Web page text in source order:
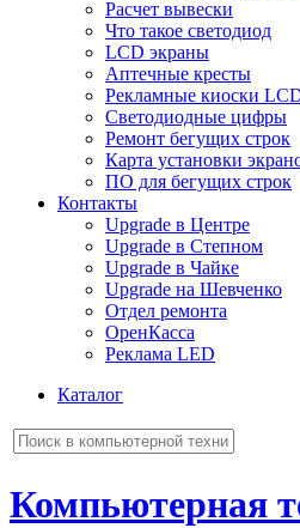
Расчет вывески
Что такое светодиод
LCD экраны
Аптечные кресты
Рекламные киоски
Светодиодные цифры
Ремонт бегущих строк
Карта установки
ПО для бегущих строк
Контакты
Upgrade в Центре
Upgrade в Степном
Upgrade в Чайке
Upgrade на Шевченко
Отдел ремонта
ОренКасса
Реклама LED
Каталог
Компьютерная